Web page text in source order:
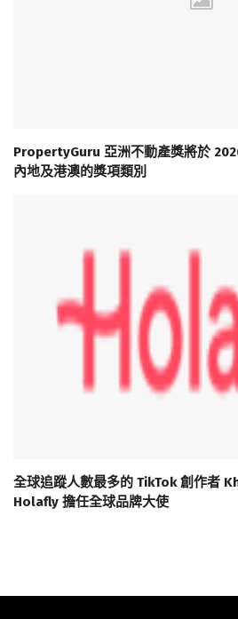
PropertyGuru 亞洲不動產獎將於
內地及港澳的獎項類別
全球追蹤人數最多的 TikTok 創作者
Holafly 擔任全球品牌大使